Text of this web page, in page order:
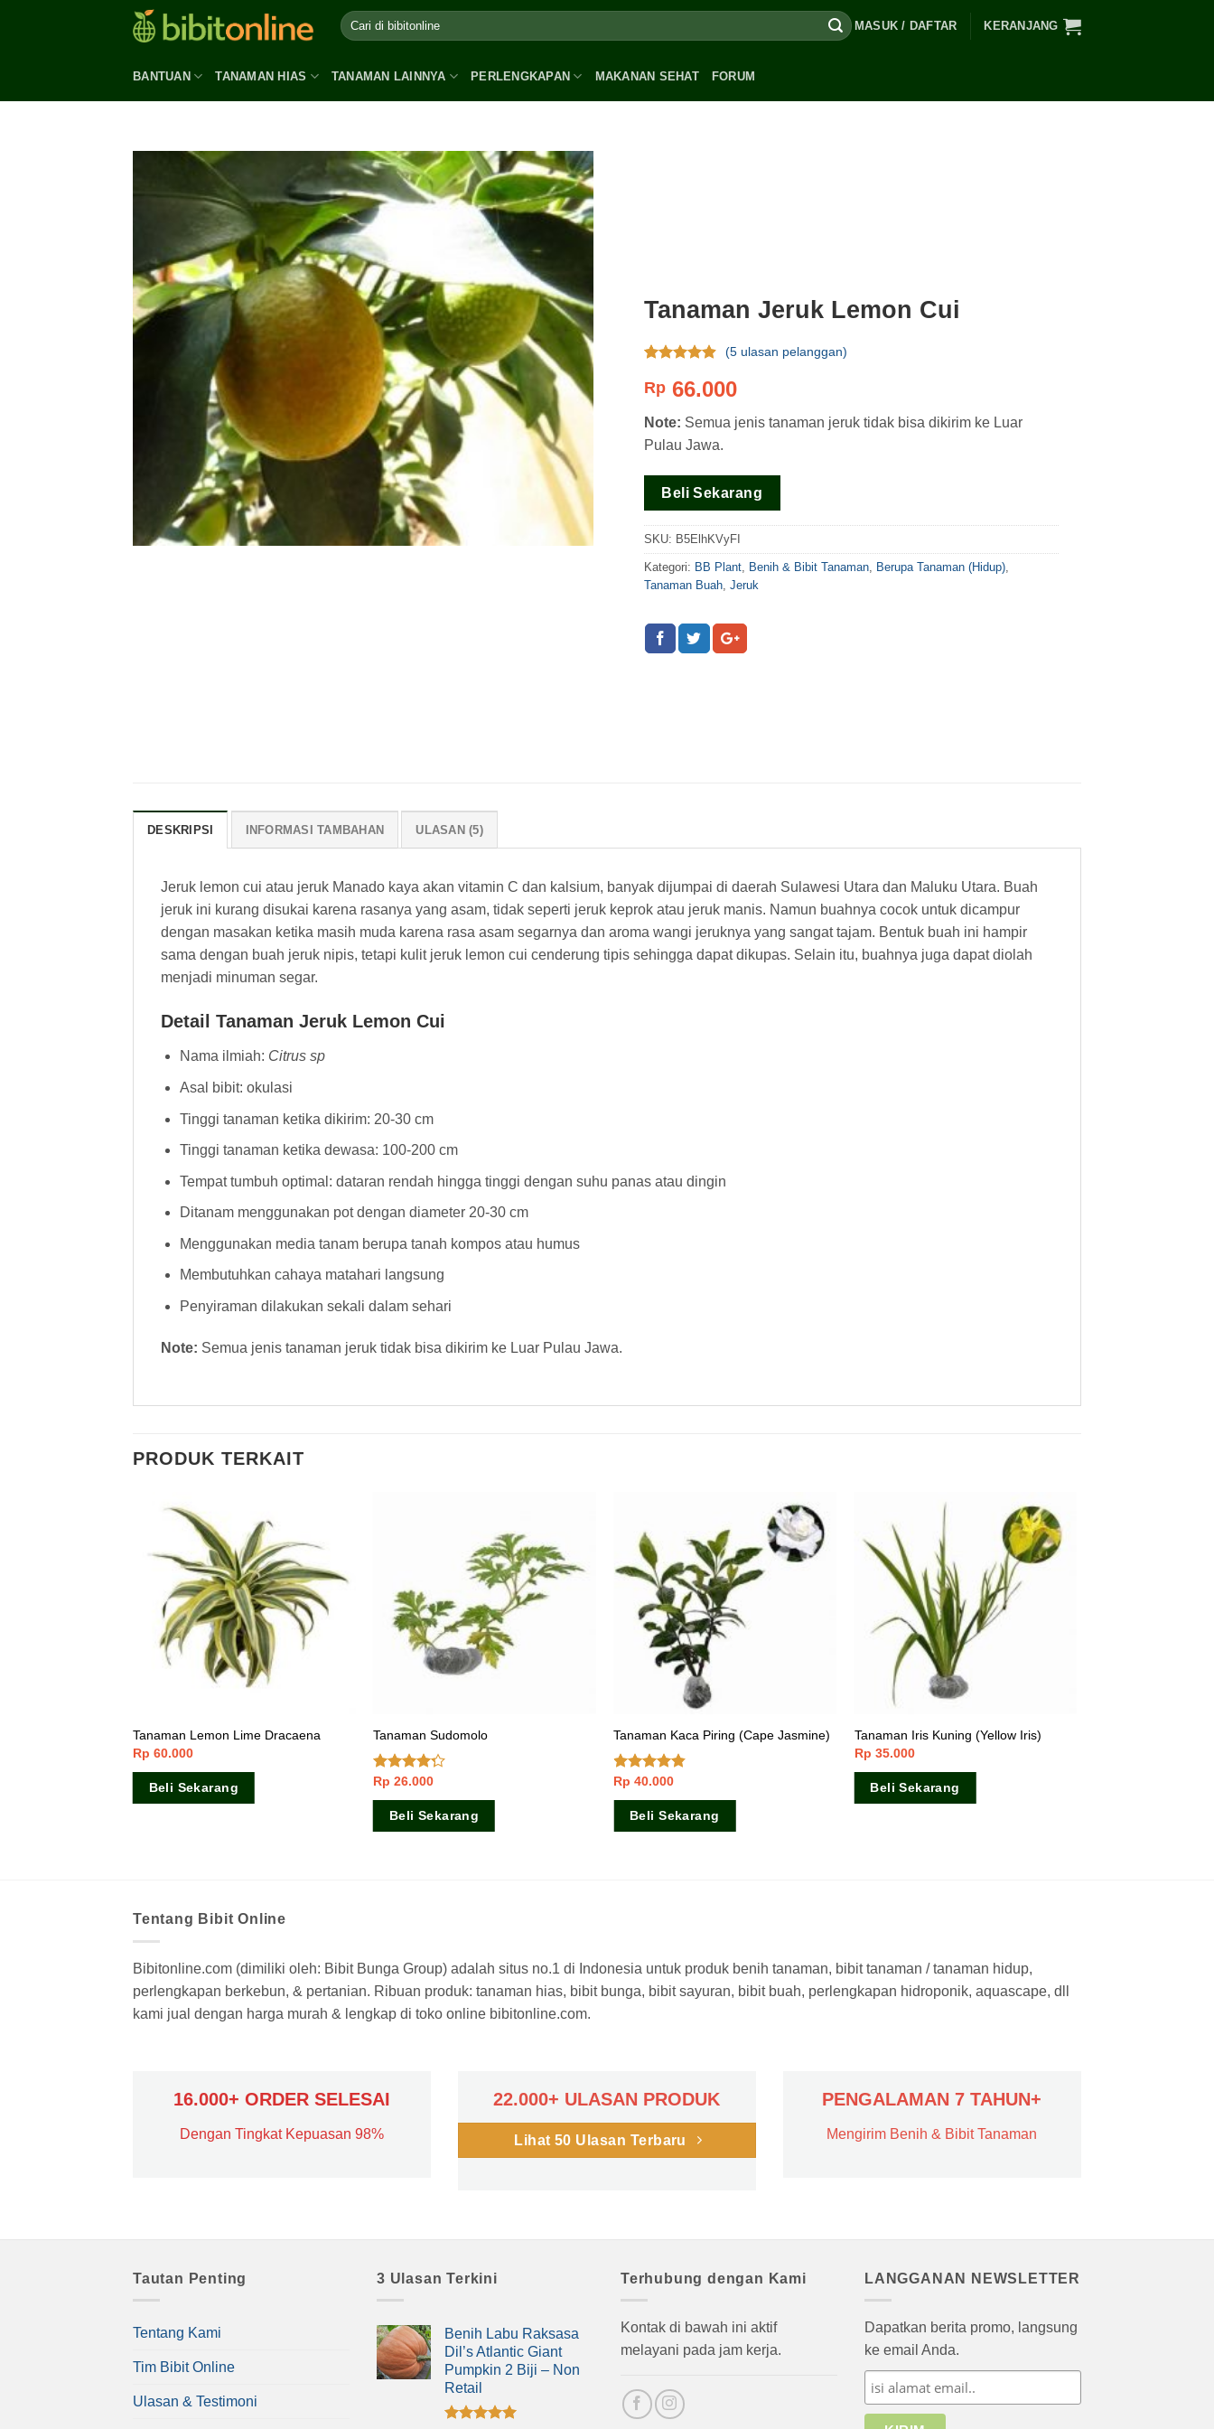
MASUK / DAFTAR KERANJANG
BANTUAN TANAMAN HIAS TANAMAN LAINNYA PERLENGKAPAN MAKANAN SEHAT FORUM
Tanaman Jeruk Lemon Cui
dari 5
padarating
pelanggan
(5ulasan pelanggan)
Rp66.000
Note: Semua jenis tanaman jeruk tidak bisa dikirim ke Luar
Pulau Jawa.
Beli Sekarang
SKU: B5ElhKVyFI
Kategori: BB Plant, Benih & Bibit Tanaman, Berupa Tanaman (Hidup),
Tanaman Buah, Jeruk
DESKRIPSI INFORMASI TAMBAHAN ULASAN (5)
Jeruk lemon cui atau jeruk Manado kaya akan vitamin C dan kalsium, banyak dijumpai di daerah Sulawesi Utara dan Maluku Utara. Buah
jeruk ini kurang disukai karena rasanya yang asam, tidak seperti jeruk keprok atau jeruk manis. Namun buahnya cocok untuk dicampur
dengan masakan ketika masih muda karena rasa asam segarnya dan aroma wangi jeruknya yang sangat tajam. Bentuk buah ini hampir
sama dengan buah jeruk nipis, tetapi kulit jeruk lemon cui cenderung tipis sehingga dapat dikupas. Selain itu, buahnya juga dapat diolah
menjadi minuman segar.
Detail Tanaman Jeruk Lemon Cui
Nama ilmiah: Citrus sp
Asal bibit: okulasi
Tinggi tanaman ketika dikirim: 20-30 cm
Tinggi tanaman ketika dewasa: 100-200 cm
Tempat tumbuh optimal: dataran rendah hingga tinggi dengan suhu panas atau dingin
Ditanam menggunakan pot dengan diameter 20-30 cm
Menggunakan media tanam berupa tanah kompos atau humus
Membutuhkan cahaya matahari langsung
Penyiraman dilakukan sekali dalam sehari
Note: Semua jenis tanaman jeruk tidak bisa dikirim ke Luar Pulau Jawa.
PRODUK TERKAIT
Tanaman Lemon Lime Dracaena
Rp 60.000
Beli Sekarang
Tanaman Sudomolo
Dinilai
Rp 26.000
Beli Sekarang
Tanaman Kaca Piring (Cape Jasmine)
Dinilai
Rp 40.000
Beli Sekarang
Tanaman Iris Kuning (Yellow Iris)
Rp 35.000
Beli Sekarang
Tentang Bibit Online
Bibitonline.com (dimiliki oleh: Bibit Bunga Group) adalah situs no.1 di Indonesia untuk produk benih tanaman, bibit tanaman / tanaman hidup,
perlengkapan berkebun, & pertanian. Ribuan produk: tanaman hias, bibit bunga, bibit sayuran, bibit buah, perlengkapan hidroponik, aquascape, dll
kami jual dengan harga murah & lengkap di toko online bibitonline.com.
16.000+ ORDER SELESAI
Dengan Tingkat Kepuasan 98%
22.000+ ULASAN PRODUK
Lihat 50 Ulasan Terbaru
PENGALAMAN 7 TAHUN+
Mengirim Benih & Bibit Tanaman
Tautan Penting
Tentang Kami
Tim Bibit Online
Ulasan & Testimoni
3 Ulasan Terkini
Benih Labu Raksasa
Dil’s Atlantic Giant
Pumpkin 2 Biji – Non
Retail
Terhubung dengan Kami
Kontak di bawah ini aktif
melayani pada jam kerja.
LANGGANAN NEWSLETTER
Dapatkan berita promo, langsung
ke email Anda.